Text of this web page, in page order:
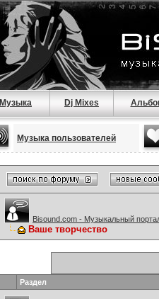
Музыка Dj Mixes
Музыка пользователей
Bisound.com - Музыкальный
Ваше творчество
Раздел